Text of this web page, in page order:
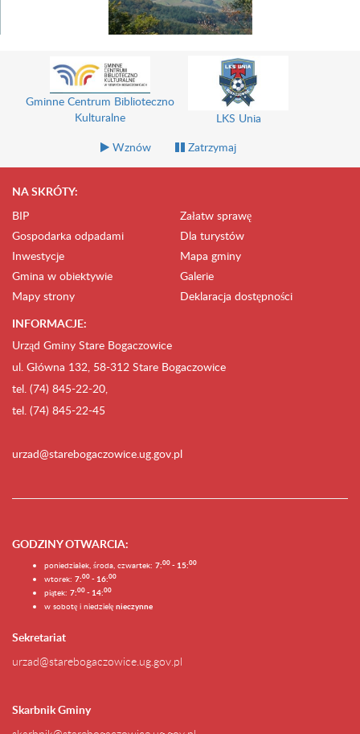
Gminne Centrum Biblioteczno
Kulturalne
LKS Unia
Wznów
Zatrzymaj
NA SKRÓTY:
BIP
Załatw sprawę
Gospodarka odpadami
Dla turystów
Inwestycje
Mapa gminy
Gmina w obiektywie
Galerie
Mapy strony
Deklaracja dostępności
INFORMACJE:
Urząd Gminy Stare Bogaczowice
ul. Główna 132, 58-312 Stare Bogaczowice
tel. (74) 845-22-20,
tel. (74) 845-22-45
urzad@starebogaczowice.ug.gov.pl
GODZINY OTWARCIA:
poniedziałek, środa, czwartek: 7:00 - 15:00
wtorek: 7:00 - 16:00
piątek: 7:00 - 14:00
w sobotę i niedzielę nieczynne
Sekretariat
urzad@starebogaczowice.ug.gov.pl
Skarbnik Gminy